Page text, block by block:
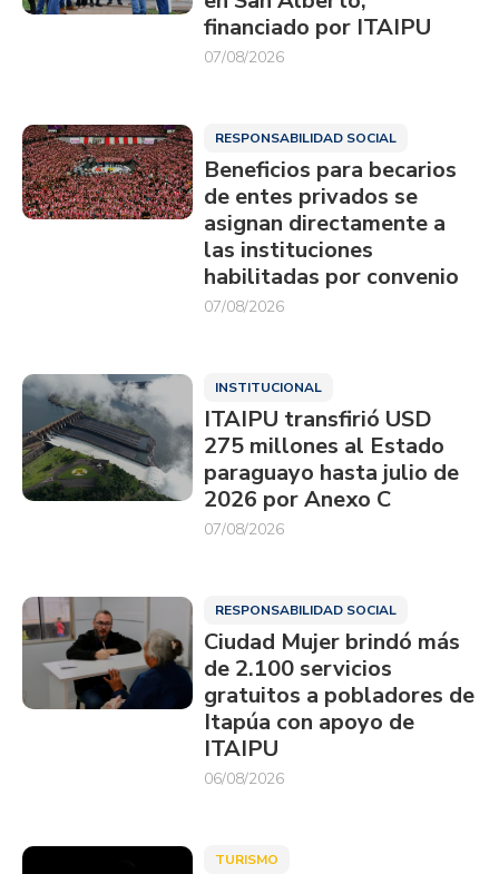
financiado por ITAIPU
07/08/2026
RESPONSABILIDAD SOCIAL
Beneficios para becarios
de entes privados se
asignan directamente a
las instituciones
habilitadas por convenio
07/08/2026
INSTITUCIONAL
ITAIPU transfirió USD
275 millones al Estado
paraguayo hasta julio de
2026 por Anexo C
07/08/2026
RESPONSABILIDAD SOCIAL
Ciudad Mujer brindó más
de 2.100 servicios
gratuitos a pobladores de
Itapúa con apoyo de
ITAIPU
06/08/2026
TURISMO